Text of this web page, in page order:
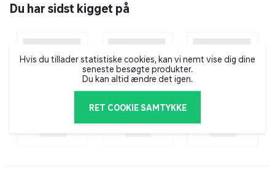
Du har sidst kigget på
Hvis du tillader statistiske cookies, kan vi nemt vise dig dine
seneste besøgte produkter.
Du kan altid ændre det igen.
RET COOKIE SAMTYKKE